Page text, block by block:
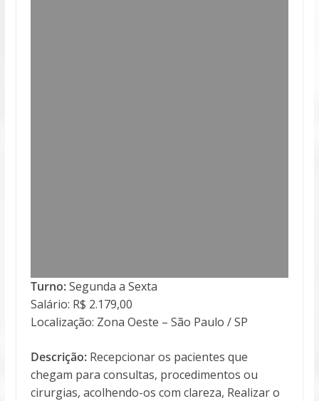
Turno:Segunda a Sexta
Salário: R$ 2.179,00
Localização: Zona Oeste – São Paulo / SP
Descrição:Recepcionar os pacientes que
chegam para consultas, procedimentos ou
cirurgias, acolhendo-os com clareza, Realizar o